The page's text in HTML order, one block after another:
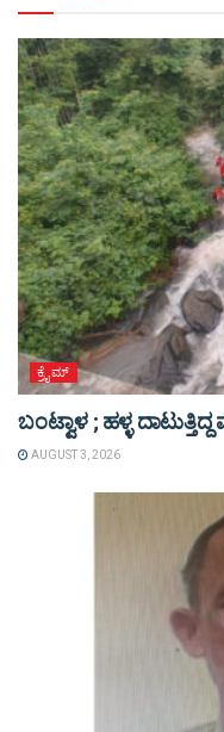
ಕ್ರೈಮ್
ಬಂಟ್ವಾಳ ; ಹಳ್ಳ
AUGUST 3, 2026